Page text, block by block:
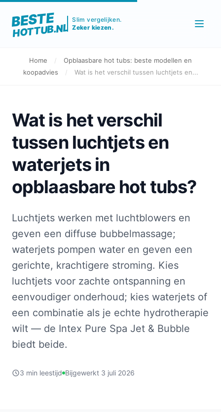
BESTE
HOTTUB.NL
Slim vergelijken.
Zeker kiezen.
Home /
Opblaasbare hot tubs: beste modellen en
koopadvies
/ Wat is het verschil tussen luchtjets en...
Wat is het verschil
tussen luchtjets en
waterjets in
opblaasbare hot tubs?
Luchtjets werken met luchtblowers en
geven een diffuse bubbelmassage;
waterjets pompen water en geven een
gerichte, krachtigere stroming. Kies
luchtjets voor zachte ontspanning en
eenvoudiger onderhoud; kies waterjets of
een combinatie als je echte hydrotherapie
wilt — de Intex Pure Spa Jet & Bubble
biedt beide.
3 min leestijd Bijgewerkt 3 juli 2026